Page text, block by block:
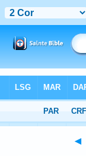
> Chapitre 9 > Verset 6
◄